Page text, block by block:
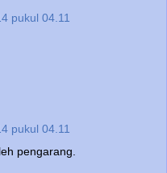
pukul 04.11
pukul 04.11
pengarang.